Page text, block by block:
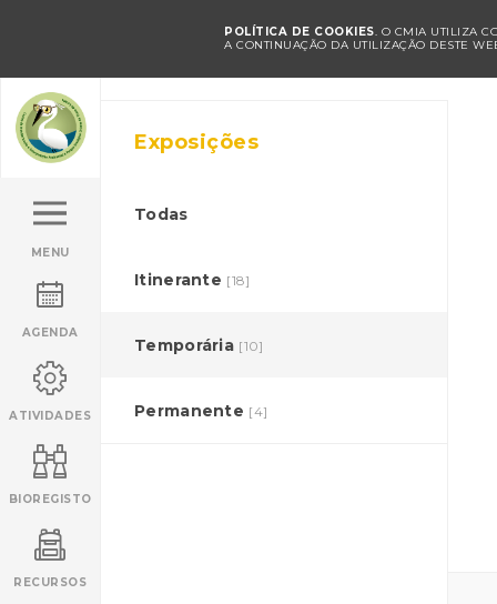
POLÍTICA DE COOKIES. O CMIA UTILIZA
A CONTINUAÇÃO DA UTILIZAÇÃO DESTE
MENU
AGENDA
ATIVIDADES
BIOREGISTO
RECURSOS
Exposições
Todas
Itinerante [18]
Temporária [10]
Permanente [4]